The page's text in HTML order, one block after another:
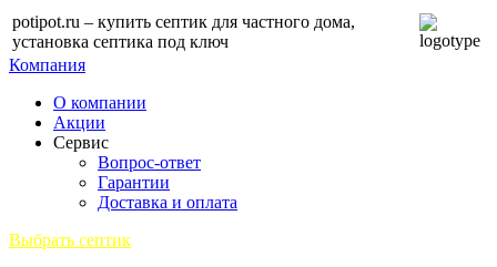
potipot.ru – купить септик для частного дома,
установка септика под ключ
Компания
О компании
Акции
Сервис
Вопрос-ответ
Гарантии
Доставка и оплата
Выбрать септик